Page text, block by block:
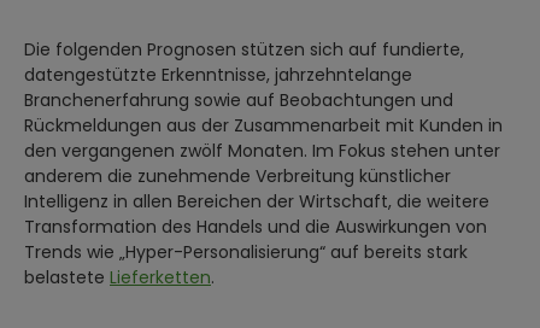
Die folgenden Prognosen stützen sich auf fundierte,
datengestützte Erkenntnisse, jahrzehntelange
Branchenerfahrung sowie auf Beobachtungen und
Rückmeldungen aus der Zusammenarbeit mit Kunden in
den vergangenen zwölf Monaten. Im Fokus stehen unter
anderem die zunehmende Verbreitung künstlicher
Intelligenz in allen Bereichen der Wirtschaft, die weitere
Transformation des Handels und die Auswirkungen von
Trends wie „Hyper-Personalisierung“ auf bereits stark
belastete Lieferketten.